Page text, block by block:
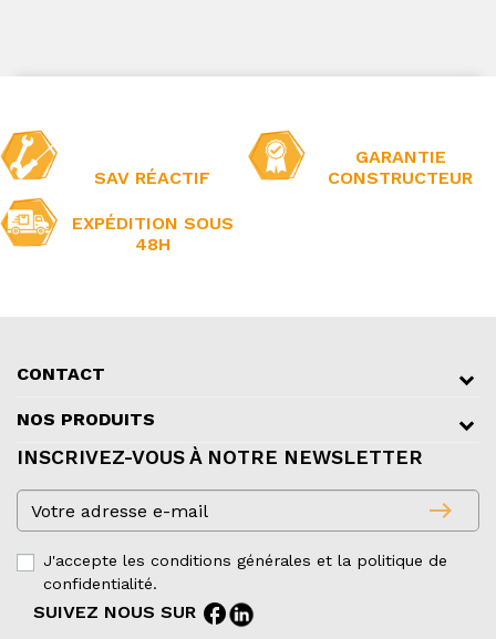
SAV RÉACTIF
GARANTIE
CONSTRUCTEUR
EXPÉDITION SOUS
48H
CONTACT
NOS PRODUITS
INSCRIVEZ-VOUS À NOTRE NEWSLETTER
east
J'accepte les conditions générales et la politique de
confidentialité.
SUIVEZ NOUS SUR facebook